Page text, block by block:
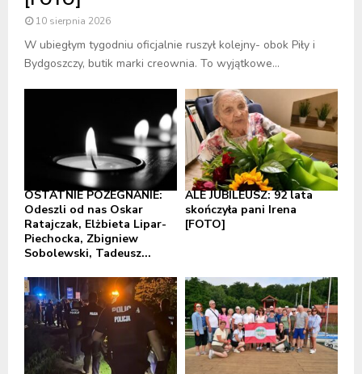
10 sierpnia 2026
W ubiegłym tygodniu oficjalnie ruszył kolejny- obok Piły i
Bydgoszczy, butik marki creownia. To wyjątkowe...
OSTATNIE POŻEGNANIE:
Odeszli od nas Oskar
Ratajczak, Elżbieta Lipar-
Piechocka, Zbigniew
Sobolewski, Tadeusz...
ALE JUBILEUSZ: 92 lata
skończyła pani Irena
[FOTO]